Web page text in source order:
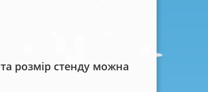
розмір стенду можна